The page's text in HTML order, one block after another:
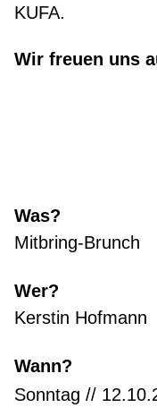
KUFA.
Wir freuen uns
Was?
Mitbring-Brunch
Wer?
Kerstin Hofmann
Wann?
Sonntag //